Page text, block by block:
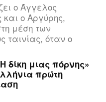
ο Άγγελος
ο Αργύρης,
μέση των
ταινίας, όταν ο
δίκη μιας πόρνης»
πρώτη